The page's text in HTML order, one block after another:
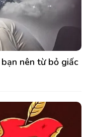
nên từ bỏ giấc